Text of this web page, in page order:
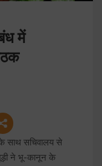
में
साथ सचिवालय से
ने भू-कानून के